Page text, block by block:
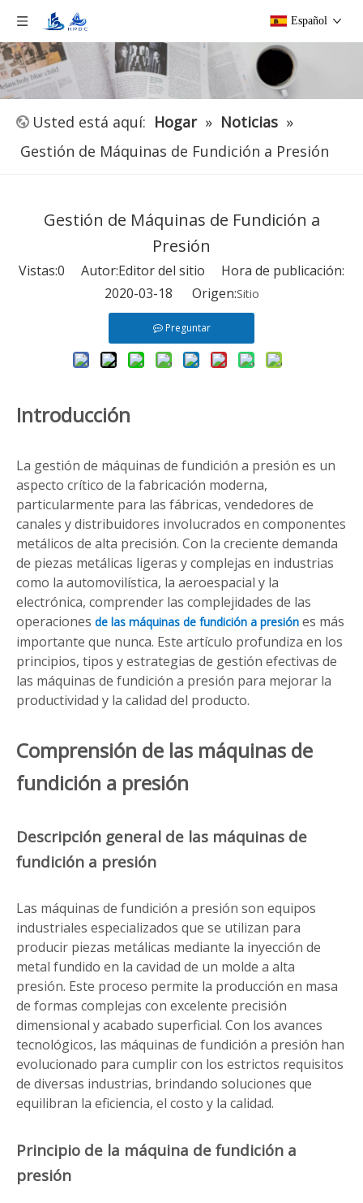
Español
Usted está aquí: Hogar » Noticias »
Gestión de Máquinas de Fundición a Presión
Gestión de Máquinas de Fundición a
Presión
Vistas:0 Autor:Editor del sitio Hora de publicación:
2020-03-18 Origen:Sitio
Preguntar
Introducción
La gestión de máquinas de fundición a presión es un
aspecto crítico de la fabricación moderna,
particularmente para las fábricas, vendedores de
canales y distribuidores involucrados en componentes
metálicos de alta precisión. Con la creciente demanda
de piezas metálicas ligeras y complejas en industrias
como la automovilística, la aeroespacial y la
electrónica, comprender las complejidades de las
operaciones de las máquinas de fundición a presión es más
importante que nunca. Este artículo profundiza en los
principios, tipos y estrategias de gestión efectivas de
las máquinas de fundición a presión para mejorar la
productividad y la calidad del producto.
Comprensión de las máquinas de
fundición a presión
Descripción general de las máquinas de
fundición a presión
Las máquinas de fundición a presión son equipos
industriales especializados que se utilizan para
producir piezas metálicas mediante la inyección de
metal fundido en la cavidad de un molde a alta
presión. Este proceso permite la producción en masa
de formas complejas con excelente precisión
dimensional y acabado superficial. Con los avances
tecnológicos, las máquinas de fundición a presión han
evolucionado para cumplir con los estrictos requisitos
de diversas industrias, brindando soluciones que
equilibran la eficiencia, el costo y la calidad.
Principio de la máquina de fundición a
presión